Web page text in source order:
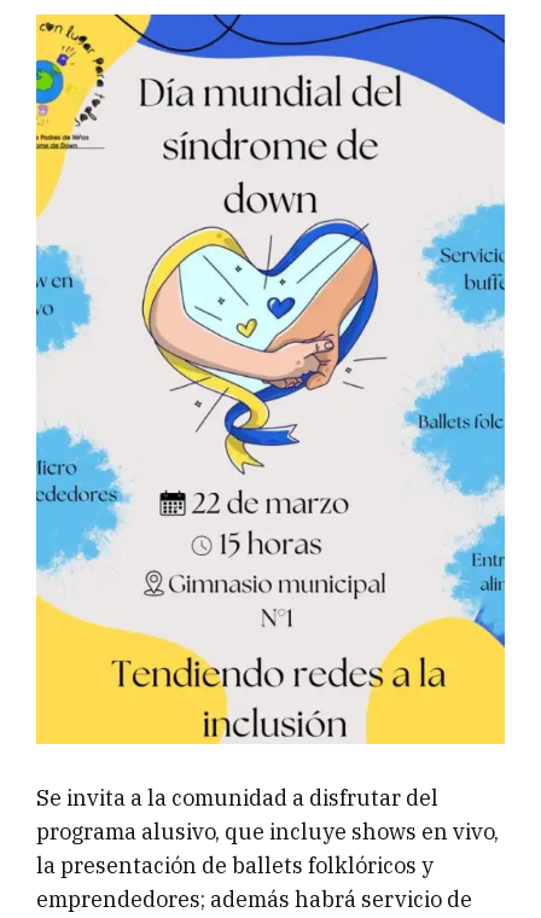
Se invita a la comunidad a disfrutar del
programa alusivo, que incluye shows en vivo,
la presentación de ballets folklóricos y
emprendedores; además habrá servicio de